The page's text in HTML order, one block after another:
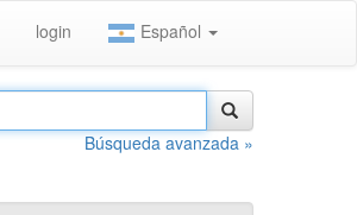
login Español
Búsqueda avanzada »